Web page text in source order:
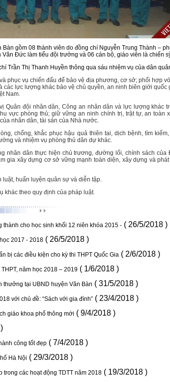
gồm 08 thành viên do đồng chí Nguyễn Trung Thành –
Đức làm tiểu đội trưởng và 06 cán bộ, giáo viên là chiến
Trần Thị Thanh Huyền thông qua sáu nhiệm vụ của dân
phục vụ chiến đấu để bảo vệ địa phương, cơ sở; phối hợp
các lực lượng khác bảo vệ chủ quyền, an ninh biên giới quốc
Nam.
Quân đội nhân dân, Công an nhân dân và lực lượng khác
vực phòng thủ; giữ vững an ninh chính trị, trật tự, an toàn
nhân dân, tài sản của Nhà nước.
chống, khắc phục hậu quả thiên tai, dịch bệnh, tìm
và nhiệm vụ phòng thủ dân dự khác.
nhân dân thực hiện chủ trương, đường lối, chính sách của
gia xây dựng cơ sở vững mạnh toàn diện, xây dựng và
luật, huấn luyện quân sự và diễn tập.
khác theo quy định của pháp luật.
cho học sinh khối 12 niên khóa 2015 - ( 26/5/2018 )
2017 - 2018 ( 26/5/2018 )
bị các điều kiện cho kỳ thi THPT Quốc Gia ( 2/6/2018 )
năm học 2018 – 2019 ( 1/6/2018 )
thưởng tại UBND huyện Văn Bàn ( 31/5/2018 )
với chủ đề: “Sách với gia đình” ( 23/4/2018 )
giáo khoa phổ thông mới ( 9/4/2018 )
công tốt đẹp ( 7/4/2018 )
Hà Nội ( 29/3/2018 )
trong các hoạt động TDTT năm 2018 ( 19/3/2018 )